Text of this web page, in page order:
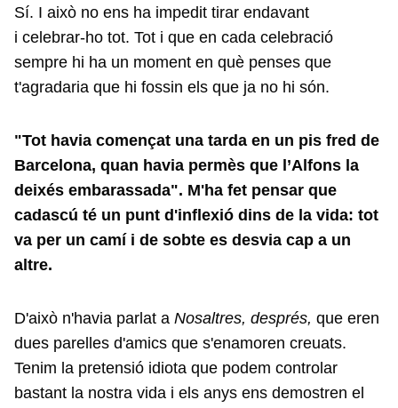
Sí. I això no ens ha impedit tirar endavant
i celebrar-ho tot. Tot i que en cada celebració
sempre hi ha un moment en què penses que
t'agradaria que hi fossin els que ja no hi són.
"Tot havia començat una tarda en un pis fred de
Barcelona, quan havia permès que l’Alfons la
deixés embarassada". M'ha fet pensar que
cadascú té un punt d'inflexió dins de la vida: tot
va per un camí i de sobte es desvia cap a un
altre.
D'això n'havia parlat a Nosaltres, després, que eren
dues parelles d'amics que s'enamoren creuats.
Tenim la pretensió idiota que podem controlar
bastant la nostra vida i els anys ens demostren el